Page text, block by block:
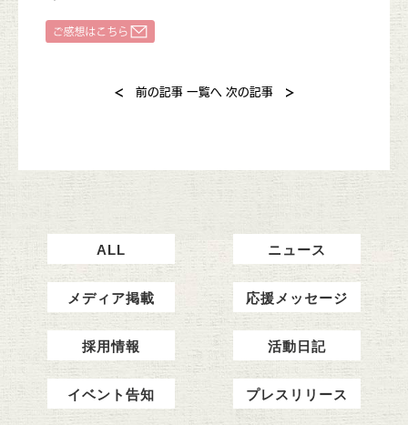
< 前の記事 一覧へ 次の記事 >
ALL ニュース
メディア掲載 応援メッセージ
採用情報 活動日記
イベント告知 プレスリリース